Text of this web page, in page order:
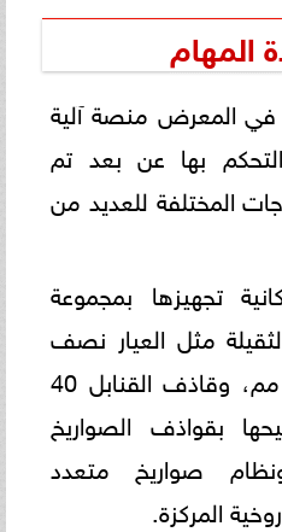
المهام
في المعرض منصة آلية
بها عن بعد تم
المختلفة للعديد من
تجهيزها بمجموعة
مثل العيار نصف
بوصة 14.5 مم، 30 مم، وقاذف القنابل 40
بقواذف الصواريخ
صواريخ متعدد
المركزة.